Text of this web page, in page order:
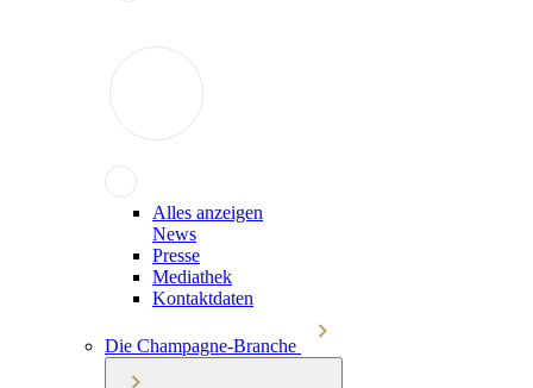
Alles anzeigen
News
Presse
Mediathek
Kontaktdaten
Die Champagne-Branche